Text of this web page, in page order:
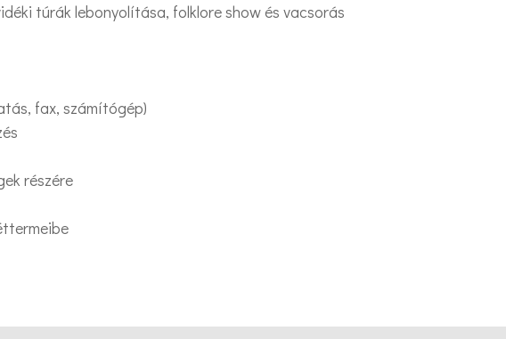
túrák lebonyolítása, folklore show és vacsorás
fax, számítógép)
részére